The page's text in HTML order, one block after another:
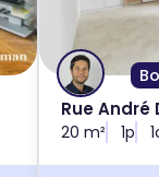
Rue André
33000
20 m² 1p